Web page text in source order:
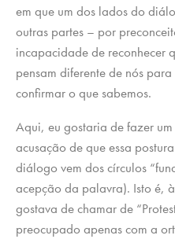
em que um dos lados do
outras partes – por
incapacidade de reconhecer
pensam diferente de nós
confirmar o que sabemos.
Aqui, eu gostaria de fazer
acusação de que essa
diálogo vem dos círculos
acepção da palavra). Isto é,
gostava de chamar de
preocupado apenas com a